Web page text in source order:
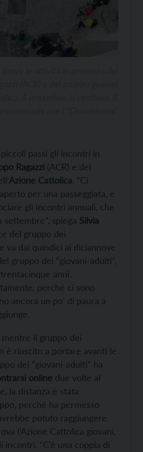
passi gli incontri in
Ragazzi (ACR) e del
Azione Cattolica. “Ci
per una passeggiata, e
gli incontri annuali, che
spiega Silvia
del gruppo dei
va dai quindici ai diciannove
gruppo dei “giovani-adulti”,
anni.
perché ci sono
ancora un po’ di paura a
mentre il gruppo dei
è riuscito a portare avanti le
dei “giovani-adulti” ha
online due volte al
la distanza è stata
perché ha permesso
potuto raggiungere
l’Azione Cattolica giovani,
incontri. “C’è una coppia di